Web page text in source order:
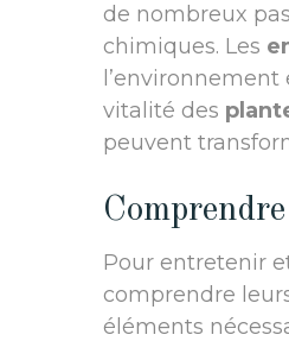
de nombreux
chimiques. Les
vitalité des
peuvent
Pour entretenir
comprendre
éléments